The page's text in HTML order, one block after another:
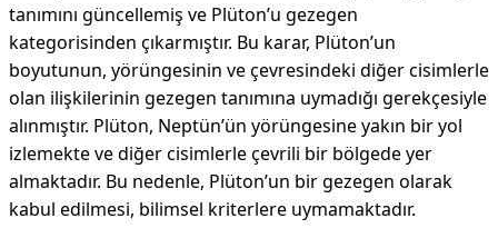
tanımını güncellemiş ve Plüton’u gezegen
kategorisinden çıkarmıştır. Bu karar, Plüton’un
boyutunun, yörüngesinin ve çevresindeki diğer cisimlerle
olan ilişkilerinin gezegen tanımına uymadığı gerekçesiyle
alınmıştır. Plüton, Neptün’ün yörüngesine yakın bir yol
izlemekte ve diğer cisimlerle çevrili bir bölgede yer
almaktadır. Bu nedenle, Plüton’un bir gezegen olarak
kabul edilmesi, bilimsel kriterlere uymamaktadır.